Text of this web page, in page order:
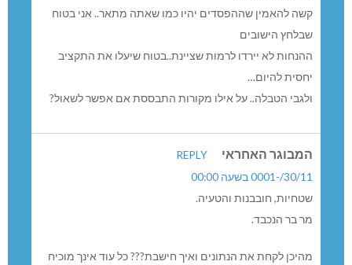
קשה להאמין שההפסדים יהיו כמו שאתה מתאר.. אני בטוח
שבלחץ הישובים
ההנחות לא יירדו לרמות שציינת..בטוח שיעלו את התקציב
יחסית להיום…
ולגבי הטבלה.. על אילו מקורות התבססת אם אפשר לשאול?
המבוגר האחראי
REPLY
30/11/-0001 בשעה 00:00
שטחיות, חובבנות והטעיה.
מר בר הנכבד.
מהיכן לקחת את הנתונים ואיך חישבת??? כל עוד אינך מוכיח